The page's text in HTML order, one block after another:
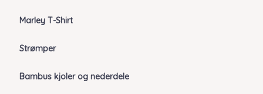
Marley T-Shirt
Strømper
Bambus kjoler og nederdele